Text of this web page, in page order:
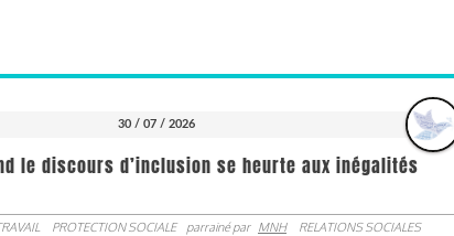
30 / 07 / 2026
le discours d’inclusion se heurte aux inégalités
PROTECTION SOCIALE parrainé par MNH RELATIONS SOCIALES